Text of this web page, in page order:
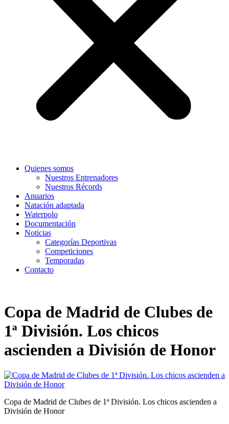
Quienes somos
Nuestros Entrenadores
Nuestros Récords
Anuarios
Natación adaptada
Waterpolo
Documentación
Noticias
Categorías Deportivas
Competiciones
Temporadas
Contacto
Copa de Madrid de Clubes de
1ª División. Los chicos
ascienden a División de Honor
Copa de Madrid de Clubes de 1ª División. Los chicos ascienden a
División de Honor